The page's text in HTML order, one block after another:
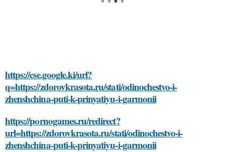
https://cse.google.ki/url?
q=https://zdorovkrasota.ru/stati/odinochestvo-i-
zhenshchina-puti-k-prinyatiyu-i-garmonii
https://pornogames.ru/redirect?
url=https://zdorovkrasota.ru/stati/odinochestvo-i-
zhenshchina-puti-k-prinyatiyu-i-garmonii